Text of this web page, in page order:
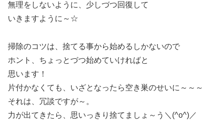
無理をしないように、少しづつ回復して
いきますように～☆
掃除のコツは、捨てる事から始めるしかないので
ホント、ちょっとづつ始めていければと
思います！
片付かなくても、いざとなったら空き巣のせいに～～～
それは、冗談ですが～。
力が出てきたら、思いっきり捨てましょ～う＼(^o^)／